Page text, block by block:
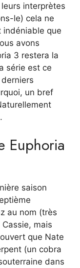
interprètes
le) cela ne
indéniable que
avons
3 restera la
série est ce
un bref
Euphoria
saison
au nom (très
mais
que Nate
(un cobra
dans